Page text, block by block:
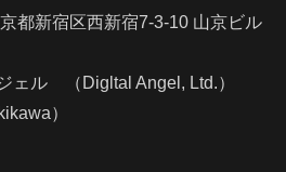
新宿区西新宿7-3-10 山京ビル
ェル （Digltal Angel, Ltd.）
）